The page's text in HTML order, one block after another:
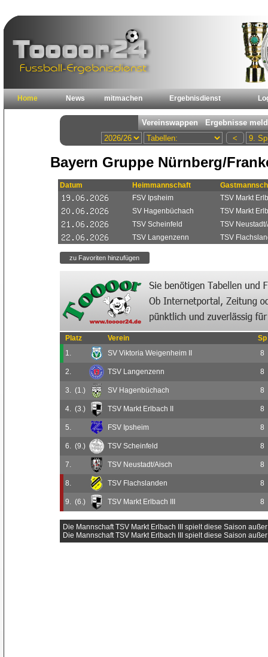
Home News mitmachen Ergebnisdienst
Bayern Gruppe Nürnberg/
Datum Heimmannschaft
FSV Ipsheim
TSV Markt
SV Hagenbüchach
TSV Markt
TSV Scheinfeld
TSV
TSV Langenzenn
TSV
Platz Verein
Sp
1.
SV Viktoria Weigenheim II 8
2. TSV Langenzenn 8
3. (1.) SV Hagenbüchach 8
4. (3.) TSV Markt Erlbach II 8
5. FSV Ipsheim 8
6. (9.) TSV Scheinfeld 8
7. TSV Neustadt/Aisch 8
8. TSV Flachslanden 8
9. (6.) TSV Markt Erlbach III 8
Die Mannschaft TSV Markt Erlbach III spielt diese Saison
Die Mannschaft TSV Markt Erlbach III spielt diese Saison